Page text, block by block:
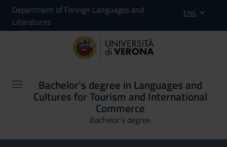
Department of Foreign Languages and
Literatures
ENG
Bachelor's degree in Languages and
Cultures for Tourism and International
Commerce
Bachelor's degree